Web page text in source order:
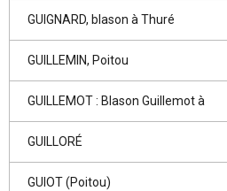
GUIGNARD, blason à Thuré
GUILLEMIN, Poitou
GUILLEMOT : Blason Guillemot à
GUILLORÉ
GUIOT (Poitou)